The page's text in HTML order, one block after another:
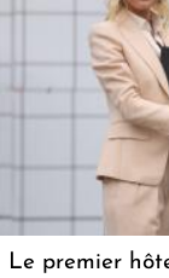
Le premier